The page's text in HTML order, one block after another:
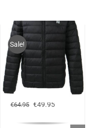
Sale!
FZ FORZA SINOS PRO
€64.95 Oorspronkelijke
€49.95Huidige